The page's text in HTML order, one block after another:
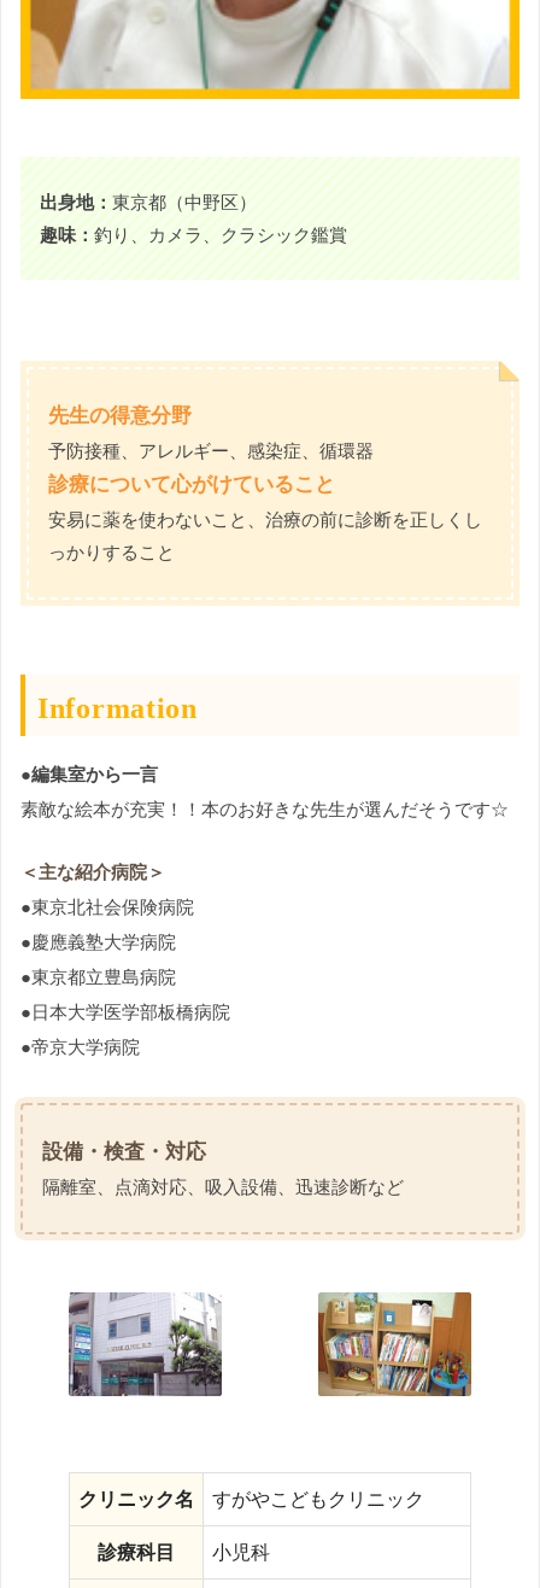
出身地： 東京都（中野区）
趣味： 釣り、カメラ、クラシック鑑賞
先生の得意分野
予防接種、アレルギー、感染症、循環器
診療について心がけていること
安易に薬を使わないこと、治療の前に診断を正しくし
っかりすること
Information
●編集室から一言
素敵な絵本が充実！！本のお好きな先生が選んだそうです☆
＜主な紹介病院＞
●東京北社会保険病院
●慶應義塾大学病院
●東京都立豊島病院
●日本大学医学部板橋病院
●帝京大学病院
設備・検査・対応
隔離室、点滴対応、吸入設備、迅速診断など
クリニック名 すがやこどもクリニック
診療科目 小児科